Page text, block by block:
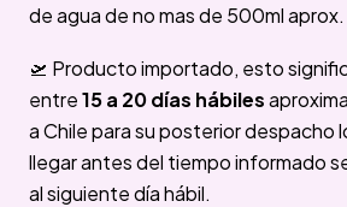
de agua de no mas de 500ml aprox.
🛫 Producto importado, esto
entre15 a 20 días hábiles
a Chile para su posterior despacho
llegar antes del tiempo informado
al siguiente día hábil.